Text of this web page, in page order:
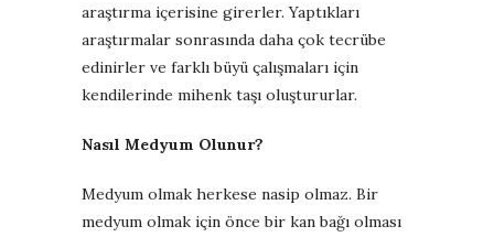
araştırma içerisine girerler. Yaptıkları
araştırmalar sonrasında daha çok tecrübe
edinirler ve farklı büyü çalışmaları için
kendilerinde mihenk taşı oluştururlar.
Nasıl Medyum Olunur?
Medyum olmak herkese nasip olmaz. Bir
medyum olmak için önce bir kan bağı olması